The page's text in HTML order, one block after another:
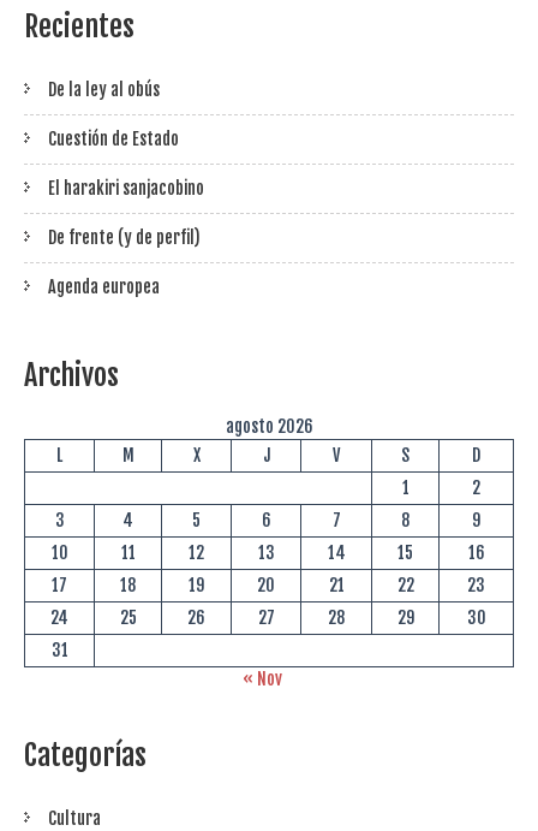
Recientes
De la ley al obús
Cuestión de Estado
El harakiri sanjacobino
De frente (y de perfil)
Agenda europea
Archivos
agosto 2026
L
M X J V S
D
1
2
3
4 5 6 7 8
9
10
11 12 13 14 15
16
17
18 19 20 21 22
23
24
25 26 27 28 29
30
31
« Nov
Categorías
Cultura